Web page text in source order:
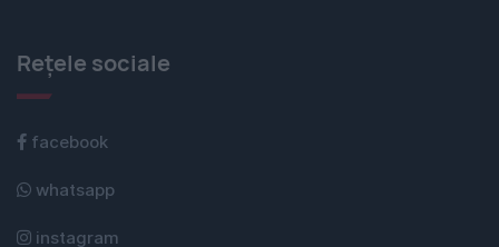
Rețele sociale
facebook
whatsapp
instagram